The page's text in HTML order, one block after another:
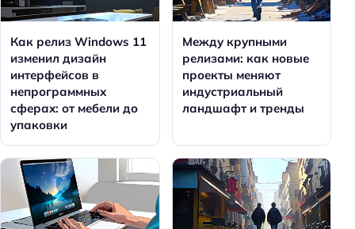
Как релиз Windows 11
изменил дизайн
интерфейсов в
непрограммных
сферах: от мебели до
упаковки
Между крупными
релизами: как новые
проекты меняют
индустриальный
ландшафт и тренды